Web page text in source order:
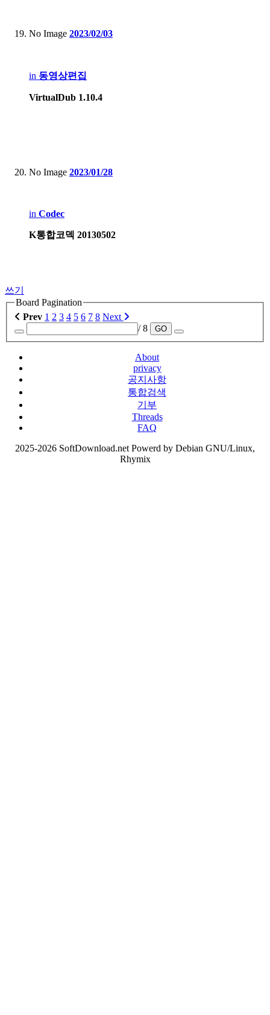
No Image 2023/02/03
in 동영상편집
VirtualDub 1.10.4
No Image 2023/01/28
in Codec
K통합코덱 20130502
쓰기
Board Pagination
Prev 1 2 3 4 5 6 7 8 Next
/ 8
GO
About
privacy
공지사항
통합검색
기부
Threads
FAQ
2025-2026 SoftDownload.net Powerd by Debian GNU/Linux,
Rhymix